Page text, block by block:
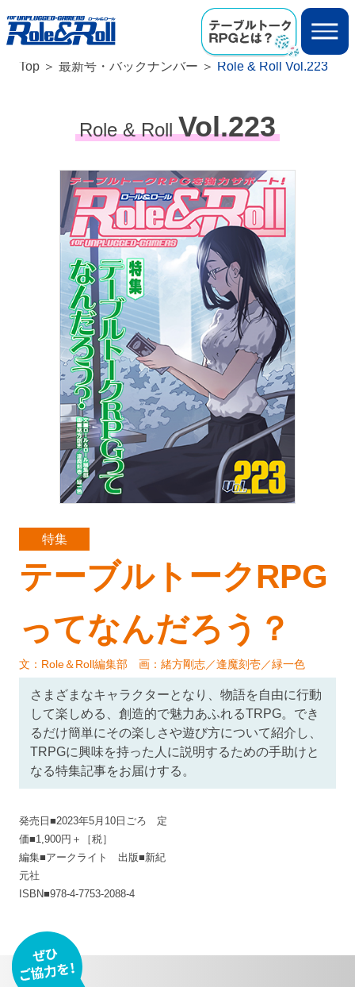
Top 最新号・バックナンバー Role & Roll Vol.223
Role & RollVol.223
特集
テーブルトークRPG
ってなんだろう？
文：Role＆Roll編集部 画：緒方剛志／逢魔刻壱／緑一色
さまざまなキャラクターとなり、物語を自由に行動
して楽しめる、創造的で魅力あふれるTRPG。でき
るだけ簡単にその楽しさや遊び方について紹介し、
TRPGに興味を持った人に説明するための手助けと
なる特集記事をお届けする。
発売日■2023年5月10日ごろ 定
価■1,900円＋［税］
編集■アークライト 出版■新紀
元社
ISBN■978-4-7753-2088-4